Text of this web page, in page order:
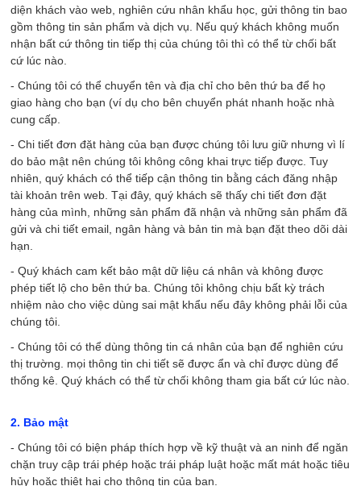
diện khách vào web, nghiên cứu nhân khẩu học, gửi thông tin bao
gồm thông tin sản phẩm và dịch vụ. Nếu quý khách không muốn
nhận bất cứ thông tin tiếp thị của chúng tôi thì có thể từ chối bất
cứ lúc nào.
- Chúng tôi có thể chuyển tên và địa chỉ cho bên thứ ba để họ
giao hàng cho bạn (ví dụ cho bên chuyển phát nhanh hoặc nhà
cung cấp.
- Chi tiết đơn đặt hàng của bạn được chúng tôi lưu giữ nhưng vì lí
do bảo mật nên chúng tôi không công khai trực tiếp được. Tuy
nhiên, quý khách có thể tiếp cận thông tin bằng cách đăng nhập
tài khoản trên web. Tại đây, quý khách sẽ thấy chi tiết đơn đặt
hàng của mình, những sản phẩm đã nhận và những sản phẩm đã
gửi và chi tiết email, ngân hàng và bản tin mà bạn đặt theo dõi dài
hạn.
- Quý khách cam kết bảo mật dữ liệu cá nhân và không được
phép tiết lộ cho bên thứ ba. Chúng tôi không chịu bất kỳ trách
nhiệm nào cho việc dùng sai mật khẩu nếu đây không phải lỗi của
chúng tôi.
- Chúng tôi có thể dùng thông tin cá nhân của bạn để nghiên cứu
thị trường. mọi thông tin chi tiết sẽ được ẩn và chỉ được dùng để
thống kê. Quý khách có thể từ chối không tham gia bất cứ lúc nào.
2. Bảo mật
- Chúng tôi có biện pháp thích hợp về kỹ thuật và an ninh để ngăn
chặn truy cập trái phép hoặc trái pháp luật hoặc mất mát hoặc tiêu
hủy hoặc thiệt hại cho thông tin của bạn.